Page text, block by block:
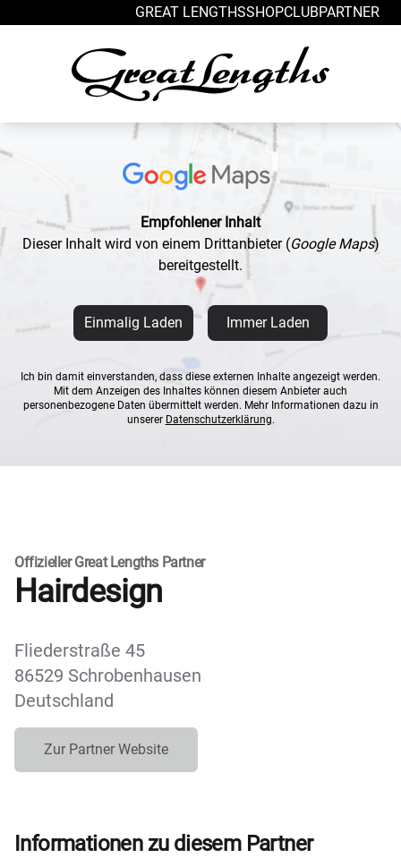
GREAT LENGTHSSHOPCLUBPARTNER
Empfohlener Inhalt
Dieser Inhalt wird von einem Drittanbieter (Google Maps)
bereitgestellt.
Einmalig Laden Immer Laden
Ich bin damit einverstanden, dass diese externen Inhalte angezeigt werden.
Mit dem Anzeigen des Inhaltes können diesem Anbieter auch
personenbezogene Daten übermittelt werden. Mehr Informationen dazu in
unserer Datenschutzerklärung.
Offizieller Great Lengths Partner
Hairdesign
Fliederstraße 45
86529 Schrobenhausen
Deutschland
Zur Partner Website
Informationen zu diesem Partner